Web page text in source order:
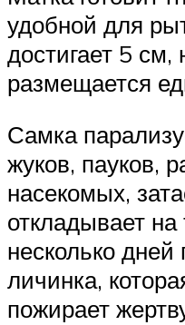
удобной для
достигает 5 см,
размещается
Самка
жуков, пауков,
насекомых,
откладывает
несколько дней
личинка,
пожирает